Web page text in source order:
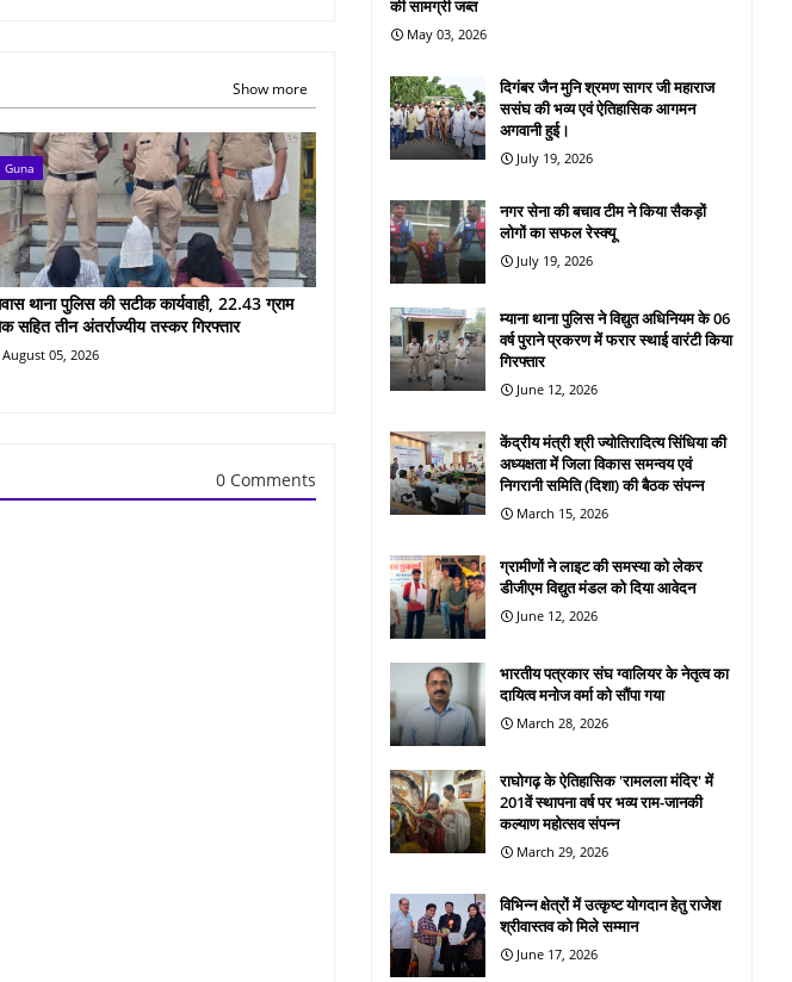
Show more
Guna
थाना पुलिस की सटीक कार्यवाही, 22.43 ग्राम
सहित तीन अंतर्राज्यीय तस्कर गिरफ्तार
August 05, 2026
0 Comments
की सामग्री जब्त
May 03, 2026
दिगंबर जैन मुनि श्रमण सागर जी महाराज
ससंघ की भव्य एवं ऐतिहासिक आगमन
अगवानी हुई।
July 19, 2026
नगर सेना की बचाव टीम ने किया सैकड़ों
लोगों का सफल रेस्क्यू
July 19, 2026
म्याना थाना पुलिस ने विद्युत अधिनियम के 06
वर्ष पुराने प्रकरण में फरार स्थाई वारंटी किया
गिरफ्तार
June 12, 2026
केंद्रीय मंत्री श्री ज्योतिरादित्य सिंधिया की
अध्यक्षता में जिला विकास समन्वय एवं
निगरानी समिति (दिशा) की बैठक संपन्न
March 15, 2026
ग्रामीणों ने लाइट की समस्या को लेकर
डीजीएम विद्युत मंडल को दिया आवेदन
June 12, 2026
भारतीय पत्रकार संघ ग्वालियर के नेतृत्व का
दायित्व मनोज वर्मा को सौंपा गया
March 28, 2026
राघोगढ़ के ऐतिहासिक 'रामलला मंदिर' में
201वें स्थापना वर्ष पर भव्य राम-जानकी
कल्याण महोत्सव संपन्न
March 29, 2026
विभिन्न क्षेत्रों में उत्कृष्ट योगदान हेतु राजेश
श्रीवास्तव को मिले सम्मान
June 17, 2026